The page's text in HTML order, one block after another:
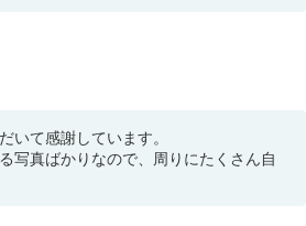
いて感謝しています。
写真ばかりなので、周りにたくさん自